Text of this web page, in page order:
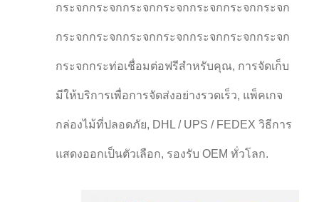
กระจกกระจกกระจกกระจกกระจกกระจกกระจก
กระจกกระจกกระจกกระจกกระจกกระจกกระจก
กระจกกระท่อเชื่อมต่อฟรีสําหรับคุณ, การจัดเก็บ
มีให้บริการเพื่อการจัดส่งอย่างรวดเร็ว, แพ็คเกจ
กล่องไม้ที่ปลอดภัย, DHL / UPS / FEDEX วิธีการ
แสดงออกเป็นตัวเลือก, รองรับ OEM ทั่วโลก.